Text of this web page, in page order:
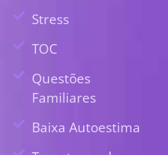
Stress
TOC
Questões
Familiares
Baixa Autoestima